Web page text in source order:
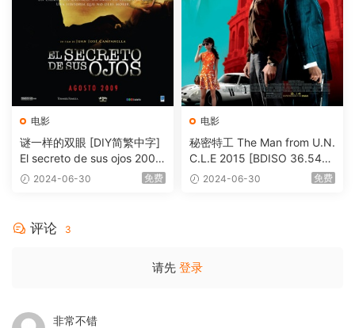
电影
谜一样的双眼 [DIY简繁中字]
El secreto de sus ojos 2009
1080p Blu-ray AVC DTS-HD
2024-06-30 免费
电影
秘密特工 The Man from U.N.
C.L.E 2015 [BDISO 36.54G
B] 2024-06-30 免费
评论 3
请先 登录
非常不错